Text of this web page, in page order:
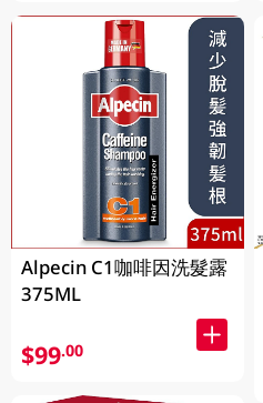
Alpecin C1咖啡因洗髮露
375ML
$99.00